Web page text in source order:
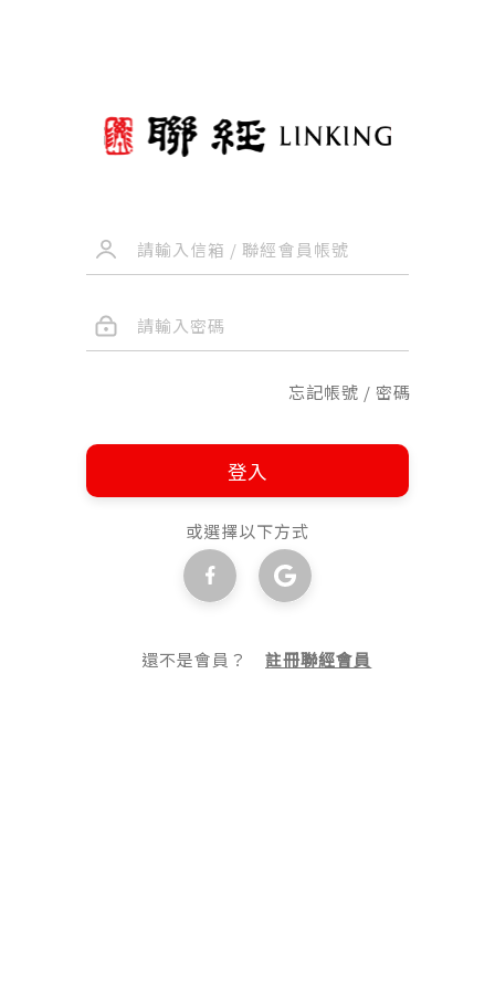
忘記帳號 / 密碼
登入
或選擇以下方式
還不是會員？註冊聯經會員